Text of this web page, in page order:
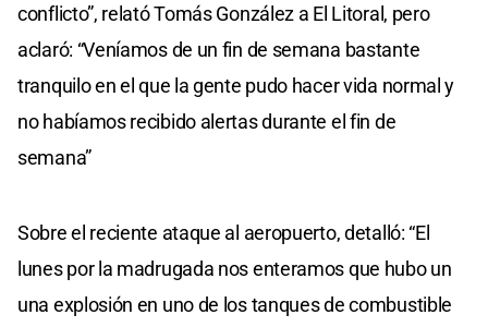
conflicto”, relató Tomás González a El Litoral, pero
aclaró: “Veníamos de un fin de semana bastante
tranquilo en el que la gente pudo hacer vida normal y
no habíamos recibido alertas durante el fin de
semana”
Sobre el reciente ataque al aeropuerto, detalló: “El
lunes por la madrugada nos enteramos que hubo un
una explosión en uno de los tanques de combustible